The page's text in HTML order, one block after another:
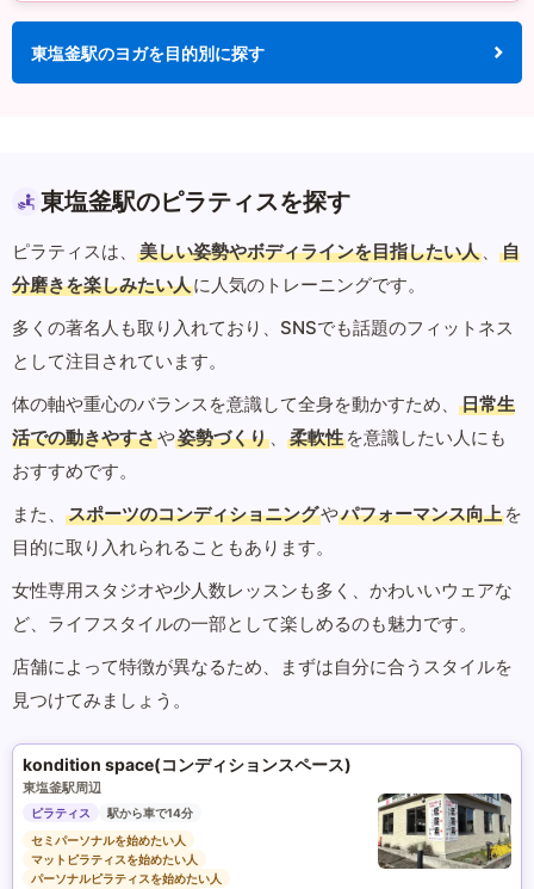
東塩釜駅のヨガを目的別に探す
東塩釜駅のピラティスを探す
ピラティスは、 美しい姿勢やボディラインを目指したい人 、
自
分磨きを楽しみたい人に人気のトレーニングです。
多くの著名人も取り入れており、SNSでも話題のフィットネス
として注目されています。
体の軸や重心のバランスを意識して全身を動かすため、
日常生
活での動きやすさや姿勢づくり 、 柔軟性 を意識したい人にも
おすすめです。
また、
スポーツのコンディショニングやパフォーマンス向上 を
目的に取り入れられることもあります。
女性専用スタジオや少人数レッスンも多く、かわいいウェアな
ど、ライフスタイルの一部として楽しめるのも魅力です。
店舗によって特徴が異なるため、まずは自分に合うスタイルを
見つけてみましょう。
kondition space(コンディションスペース)
東塩釜駅周辺
ピラティス
駅から車で14分
セミパーソナルを始めたい人
マットピラティスを始めたい人
パーソナルピラティスを始めたい人